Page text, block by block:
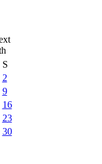
S
2
9
16
23
30